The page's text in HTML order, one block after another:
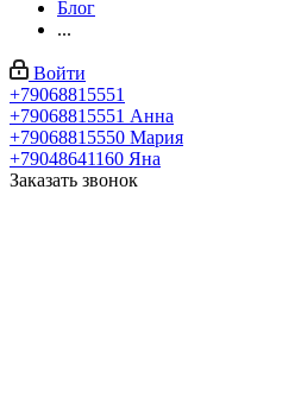
Блог
...
Войти
+79068815551
+79068815551 Анна
+79068815550 Мария
+79048641160 Яна
Заказать звонок